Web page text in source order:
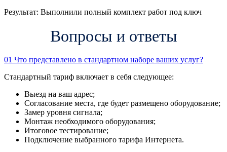
Результат: Выполнили полный комплект работ под ключ
Вопросы и ответы
01 Что представлено в стандартном наборе ваших услуг?
Стандартный тариф включает в себя следующее:
Выезд на ваш адрес;
Согласование места, где будет размещено оборудование;
Замер уровня сигнала;
Монтаж необходимого оборудования;
Итоговое тестирование;
Подключение выбранного тарифа Интернета.